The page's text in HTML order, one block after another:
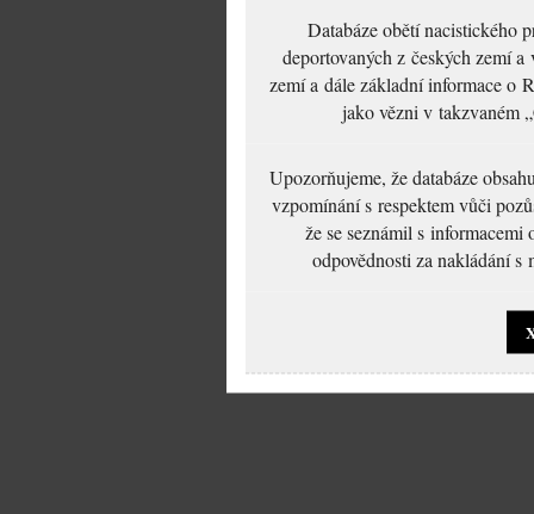
Databáze obětí nacistického
deportovaných z českých zemí
zemí a dále základní informace o
jako vězni v takzvaném
Upozorňujeme, že databáze
vzpomínání s respektem vůči
že se seznámil s
odpovědnosti za nakládání